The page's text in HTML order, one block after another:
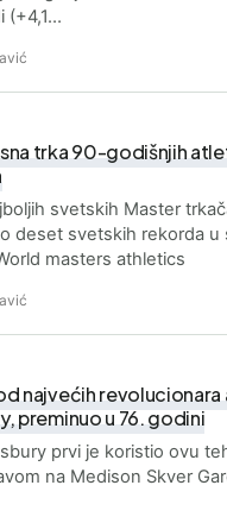
(+4,1…
trka 90-godišnjih
svetskih Master
deset svetskih rekorda u
masters athletics
najvećih
preminuo u 76. godini
prvi je koristio ovu
na Medison Skver